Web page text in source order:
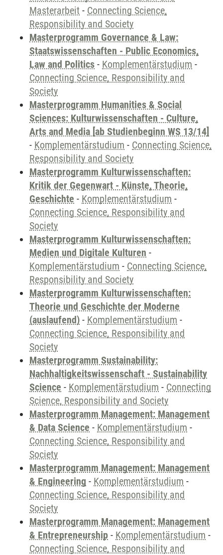
Masterarbeit - Connecting Science,
Responsibility and Society
Masterprogramm Governance & Law:
Staatswissenschaften - Public Economics,
Law and Politics - Komplementärstudium -
Connecting Science, Responsibility and
Society
Masterprogramm Humanities & Social
Sciences: Kulturwissenschaften - Culture,
Arts and Media [ab Studienbeginn WS 13/14]
- Komplementärstudium - Connecting Science,
Responsibility and Society
Masterprogramm Kulturwissenschaften:
Kritik der Gegenwart - Künste, Theorie,
Geschichte - Komplementärstudium -
Connecting Science, Responsibility and
Society
Masterprogramm Kulturwissenschaften:
Medien und Digitale Kulturen -
Komplementärstudium - Connecting Science,
Responsibility and Society
Masterprogramm Kulturwissenschaften:
Theorie und Geschichte der Moderne
(auslaufend) - Komplementärstudium -
Connecting Science, Responsibility and
Society
Masterprogramm Sustainability:
Nachhaltigkeitswissenschaft - Sustainability
Science - Komplementärstudium - Connecting
Science, Responsibility and Society
Masterprogramm Management: Management
& Data Science - Komplementärstudium -
Connecting Science, Responsibility and
Society
Masterprogramm Management: Management
& Engineering - Komplementärstudium -
Connecting Science, Responsibility and
Society
Masterprogramm Management: Management
& Entrepreneurship - Komplementärstudium -
Connecting Science, Responsibility and